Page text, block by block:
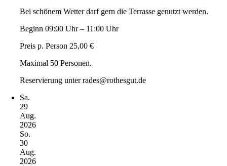
Bei schönem Wetter darf gern die Terrasse genutzt werden.
Beginn 09:00 Uhr – 11:00 Uhr
Preis p. Person 25,00 €
Maximal 50 Personen.
Reservierung unter rades@rothesgut.de
Sa.
29
Aug.
2026
So.
30
Aug.
2026